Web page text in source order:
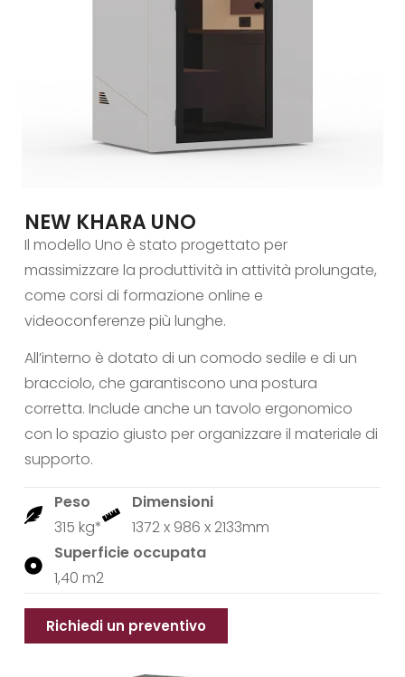
NEW KHARA UNO
Il modello Uno è stato progettato per
massimizzare la produttività in attività prolungate,
come corsi di formazione online e
videoconferenze più lunghe.
All’interno è dotato di un comodo sedile e di un
bracciolo, che garantiscono una postura
corretta. Include anche un tavolo ergonomico
con lo spazio giusto per organizzare il materiale di
supporto.
Peso
315 kg*
Dimensioni
1372 x 986 x 2133mm
Superficie occupata
1,40 m2
Richiedi un preventivo